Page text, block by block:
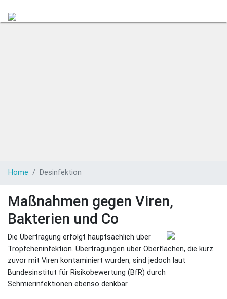
Home Desinfektion
Maßnahmen gegen Viren,
Bakterien und Co
Die Übertragung erfolgt hauptsächlich über
Tröpfcheninfektion. Übertragungen über Oberflächen, die kurz
zuvor mit Viren kontaminiert wurden, sind jedoch laut
Bundesinstitut für Risikobewertung (BfR) durch
Schmierinfektionen ebenso denkbar.